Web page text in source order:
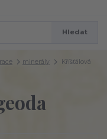
Hledat
minerály
Kříšťálová